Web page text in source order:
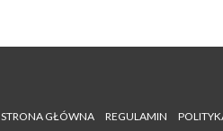
STRONA GŁÓWNA REGULAMIN